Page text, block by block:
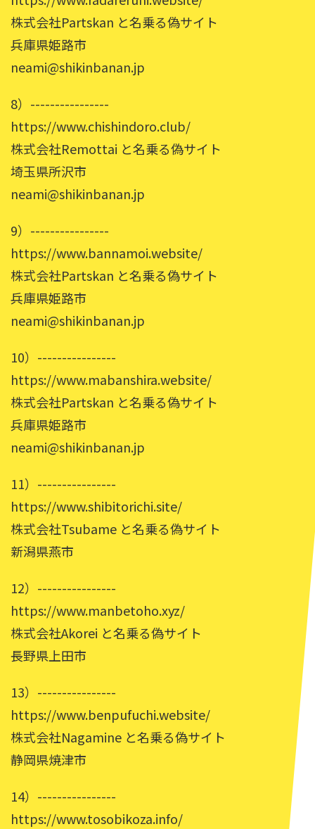
株式会社Partskan と名乗る偽サイト
兵庫県姫路市
neami@shikinbanan.jp
8）----------------
https://www.chishindoro.club/
株式会社Remottai と名乗る偽サイト
埼玉県所沢市
neami@shikinbanan.jp
9）----------------
https://www.bannamoi.website/
株式会社Partskan と名乗る偽サイト
兵庫県姫路市
neami@shikinbanan.jp
10）----------------
https://www.mabanshira.website/
株式会社Partskan と名乗る偽サイト
兵庫県姫路市
neami@shikinbanan.jp
11）----------------
https://www.shibitorichi.site/
株式会社Tsubame と名乗る偽サイト
新潟県燕市
12）----------------
https://www.manbetoho.xyz/
株式会社Akorei と名乗る偽サイト
長野県上田市
13）----------------
https://www.benpufuchi.website/
株式会社Nagamine と名乗る偽サイト
静岡県焼津市
14）----------------
https://www.tosobikoza.info/